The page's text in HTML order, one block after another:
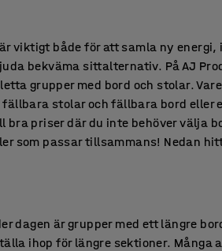
viktigt både för att samla ny energi,
bekväma sittalternativ. På AJ
grupper med bord och stolar.
stolar och fällbara bord eller
priser där du inte behöver välja
som passar tillsammans! Nedan
dagen är grupper med ett längre
ihop för längre sektioner. Många